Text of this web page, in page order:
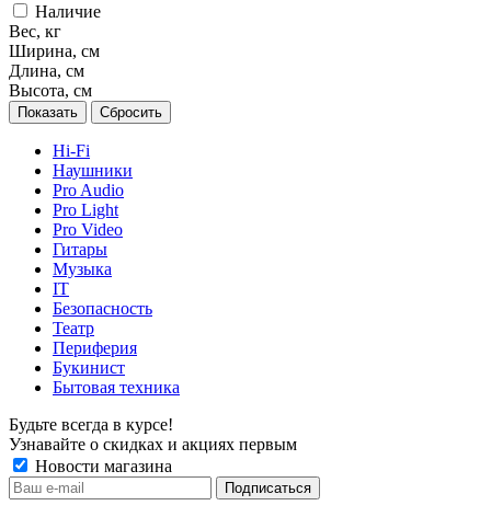
Наличие
Вес, кг
Ширина, см
Длина, см
Высота, см
Сбросить
Hi-Fi
Наушники
Pro Audio
Pro Light
Pro Video
Гитары
Музыка
IT
Безопасность
Театр
Периферия
Букинист
Бытовая техника
Будьте всегда в курсе!
Узнавайте о скидках и акциях первым
Новости магазина